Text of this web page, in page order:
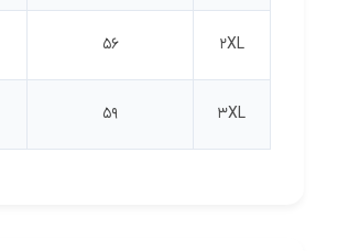
2XL
56
3XL
59